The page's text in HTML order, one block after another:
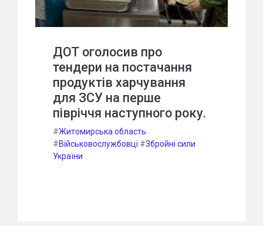
ДОТ оголосив про
тендери на постачання
продуктів харчування
для ЗСУ на перше
півріччя наступного року.
#Житомирська область
#Військовослужбовці #Збройні сили
України